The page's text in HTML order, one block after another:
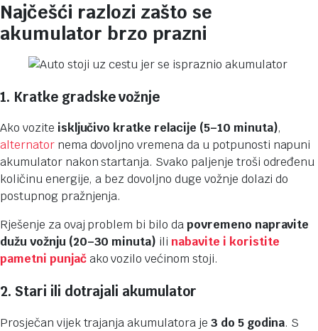
Najčešći razlozi zašto se
akumulator brzo prazni
1. Kratke gradske vožnje
Ako vozite isključivo kratke relacije (5–10 minuta),
alternatornema dovoljno vremena da u potpunosti napuni
akumulator nakon startanja. Svako paljenje troši određenu
količinu energije, a bez dovoljno duge vožnje dolazi do
postupnog pražnjenja.
Rješenje za ovaj problem bi bilo dapovremeno napravite
dužu vožnju (20–30 minuta) ili nabavite i koristite
pametni punjačako vozilo većinom stoji.
2. Stari ili dotrajali akumulator
Prosječan vijek trajanja akumulatora je 3 do 5 godina. S